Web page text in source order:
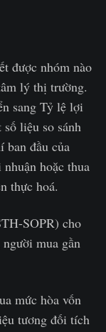
được nhóm nào
lý thị trường.
sang Tỷ lệ lợi
liệu so sánh
ban đầu của
hoặc thua
thực hoá.
SOPR) cho
mua gần
mức hòa vốn
tương đối tích